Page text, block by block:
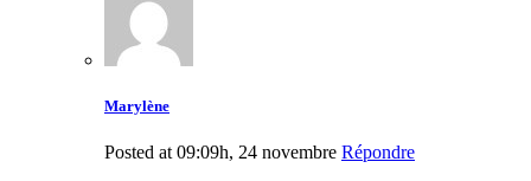
Marylène
Posted at 09:09h, 24 novembre Répondre